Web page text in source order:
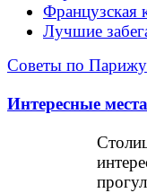
Французская
Лучшие
Советы по Парижу
Интересные